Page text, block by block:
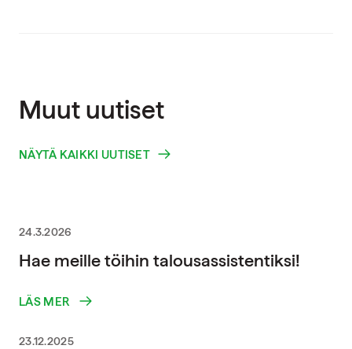
Muut uutiset
NÄYTÄ KAIKKI UUTISET
24.3.2026
Hae meille töihin talousassistentiksi!
LÄS MER
23.12.2025